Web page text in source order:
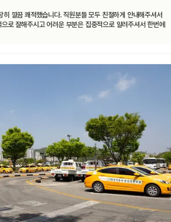
히 깔끔 쾌적했습니다. 직원분들 모두 친절하게 안내해주셔서
로 잘해주시고 어려운 부분은 집중적으로 알려주셔서 한번에